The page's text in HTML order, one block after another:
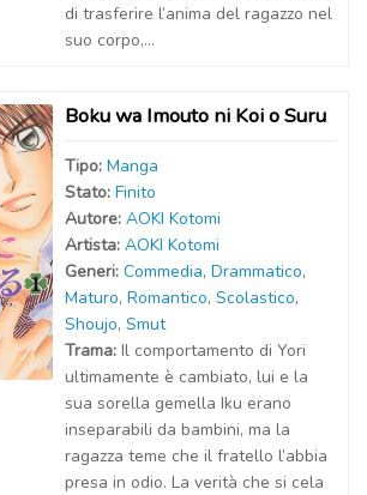
di trasferire l’anima del ragazzo nel
suo corpo,...
Boku wa Imouto ni Koi o Suru
Tipo: Manga
Stato: Finito
Autore: AOKI Kotomi
Artista: AOKI Kotomi
Generi: Commedia, Drammatico,
Maturo, Romantico, Scolastico,
Shoujo, Smut
Trama: Il comportamento di Yori
ultimamente è cambiato, lui e la
sua sorella gemella Iku erano
inseparabili da bambini, ma la
ragazza teme che il fratello l’abbia
presa in odio. La verità che si cela